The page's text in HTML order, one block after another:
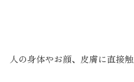
人の身体やお顔、皮膚に直接触